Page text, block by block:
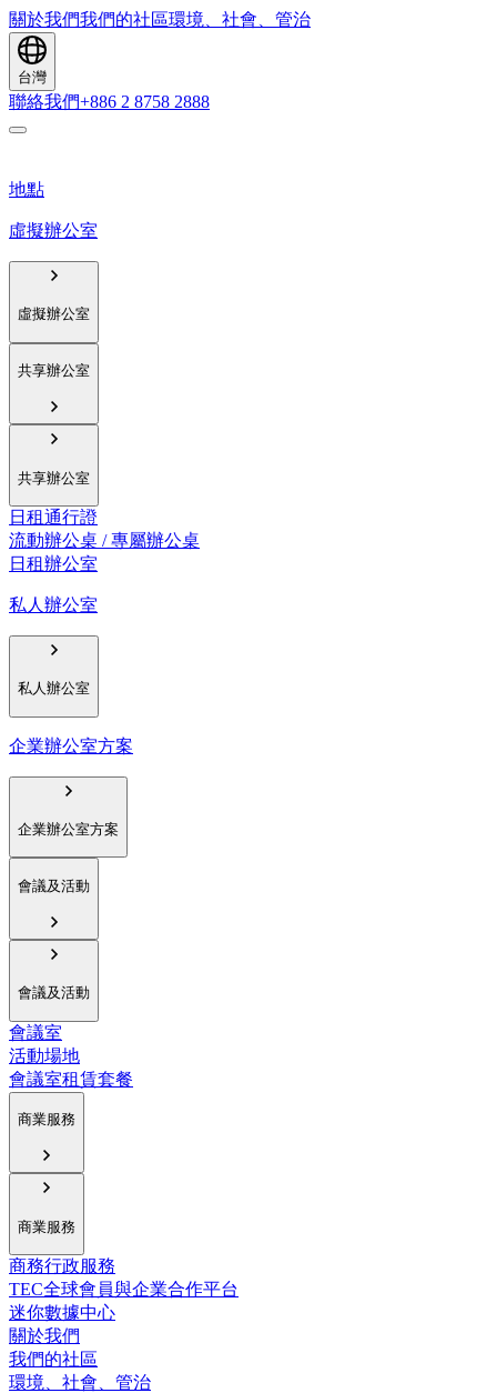
關於我們我們的社區環境、社會、管治
台灣
聯絡我們+886 2 8758 2888
地點
虛擬辦公室
虛擬辦公室
共享辦公室
共享辦公室
日租通行證
流動辦公桌 / 專屬辦公桌
日租辦公室
私人辦公室
私人辦公室
企業辦公室方案
企業辦公室方案
會議及活動
會議及活動
會議室
活動場地
會議室租賃套餐
商業服務
商業服務
商務行政服務
TEC全球會員與企業合作平台
迷你數據中心
關於我們
我們的社區
環境、社會、管治